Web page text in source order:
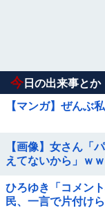
今 日の出来事とか
【マンガ】ぜんぶ
【画像】女さん「
えてないから」ｗ
ひろゆき「コメン
民、一言で片付け